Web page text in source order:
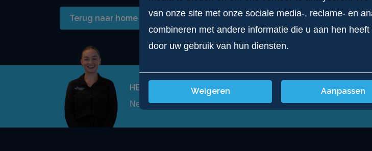
Terug naar home Bekijk ons assortiment
HEB JE EEN VRAAG?
Neem contact op met ons!
+31
van onze site met onze sociale media-, reclame- en
combineren met andere informatie die u aan hen
door uw gebruik van hun diensten.
Weigeren Aanpassen